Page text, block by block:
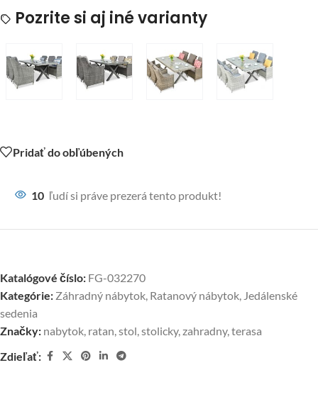
Pozrite si aj iné varianty
Pridať do obľúbených
10 ľudí si práve prezerá tento produkt!
Katalógové číslo: FG-032270
Kategórie: Záhradný nábytok, Ratanový nábytok, Jedálenské
sedenia
Značky: nabytok, ratan,stol,stolicky,zahradny,terasa
Zdieľať: